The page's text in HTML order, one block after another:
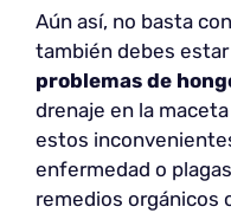
Aún así, no basta
también debes
problemas de
drenaje en la
estos
enfermedad o
remedios orgánicos